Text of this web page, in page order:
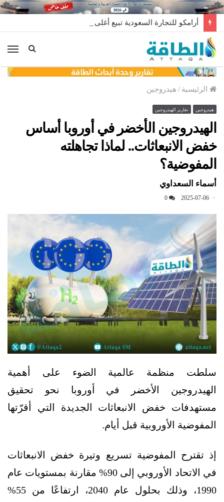
الرئيسية / هيدروجين
هيدروجين تقارير الهيدروجين
الهيدروجين الأخضر في أوروبا أساس
خفض الانبعاثات.. لماذا تجاهلته
المفوضية؟
أسماء السعداوي
2025-07-06
0
سلطت منظمة عالمية الضوء على أهمية
الهيدروجين الأخضر في أوروبا نحو تحقيق
مستهدفات خفض الانبعاثات الجديدة التي أقرّتها
المفوضية الأوروبية قبل أيام.
إذ تقترح المفوضية تسريع وتيرة خفض الانبعاثات
في الاتحاد الأوروبي إلى 90% مقارنة بمستويات عام
1990، وذلك بحلول عام 2040، ارتفاعًا من 55%